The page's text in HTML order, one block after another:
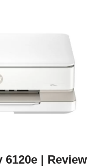
6120e | Review